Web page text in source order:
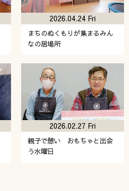
まちのぬくもりが集まるみん
なの居場所
2026.04.24 Fri
親子で憩い おもちゃと出会
う水曜日
2026.02.27 Fri